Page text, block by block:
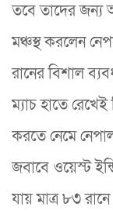
তবে তাদের
মঞ্চস্থ করলেন
রানের বিশাল
ম্যাচ হাতে
করতে নেমে
জবাবে ওয়েস্ট
যায় মাত্র ৮৩